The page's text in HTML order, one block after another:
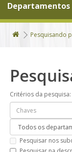
Departamentos
Pesquisando
Critérios da pesquisa:
Pesquisar nos